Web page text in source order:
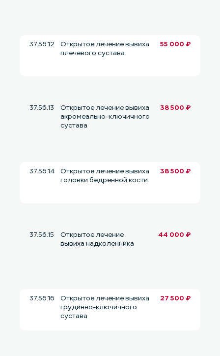
37.56.12
Открытое лечение вывиха
плечевого сустава
55 000 ₽
37.56.13
Открытое лечение вывиха
акромеально-ключичного
сустава
38 500 ₽
37.56.14
Открытое лечение вывиха
головки бедренной кости
38 500 ₽
37.56.15
Открытое лечение
вывиха надколенника
44 000 ₽
37.56.16
Открытое лечение вывиха
грудинно-ключичного
сустава
27 500 ₽